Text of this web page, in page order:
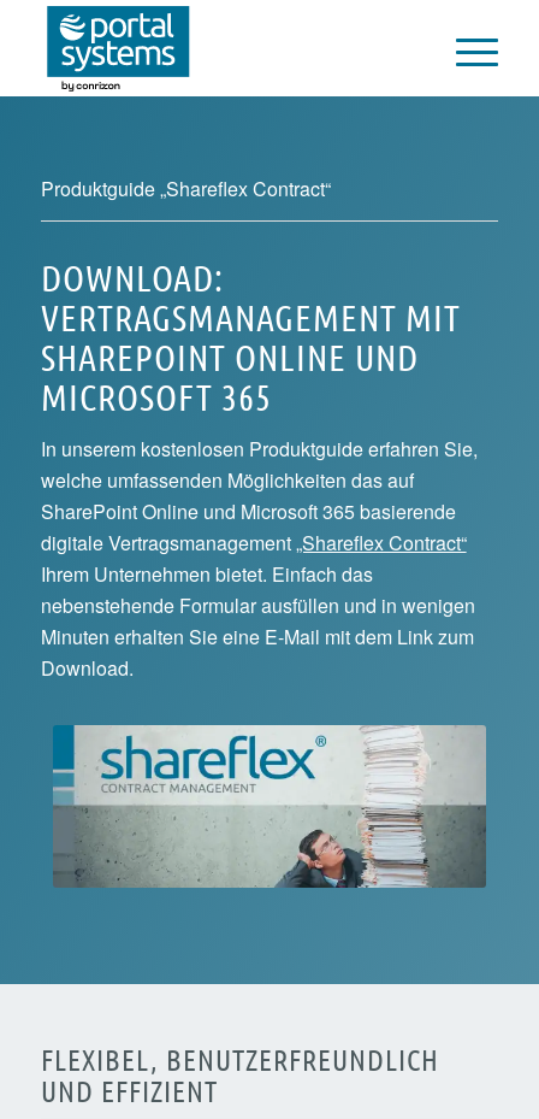
Produktguide „Shareflex Contract“
DOWNLOAD:
VERTRAGSMANAGEMENT MIT
SHAREPOINT ONLINE UND
MICROSOFT 365
In unserem kostenlosen Produktguide erfahren Sie,
welche umfassenden Möglichkeiten das auf
SharePoint Online und Microsoft 365 basierende
digitale Vertragsmanagement„Shareflex Contract“
Ihrem Unternehmen bietet. Einfach das
nebenstehende Formular ausfüllen und in wenigen
Minuten erhalten Sie eine E-Mail mit dem Link zum
Download.
FLEXIBEL, BENUTZERFREUNDLICH
UND EFFIZIENT